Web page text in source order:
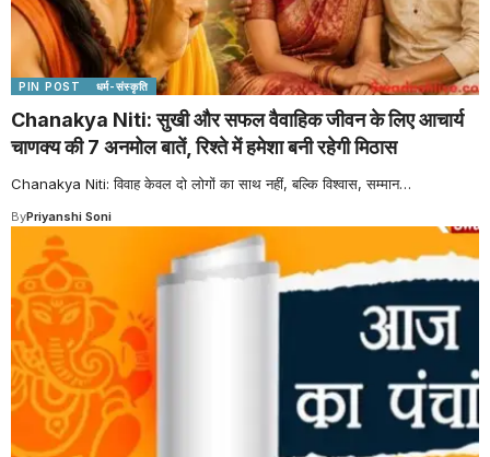
PIN POST धर्म-संस्कृति
Chanakya Niti: सुखी और सफल वैवाहिक जीवन के लिए आचार्य
चाणक्य की 7 अनमोल बातें, रिश्ते में हमेशा बनी रहेगी मिठास
Chanakya Niti: विवाह केवल दो लोगों का साथ नहीं, बल्कि विश्वास, सम्मान…
ByPriyanshi Soni